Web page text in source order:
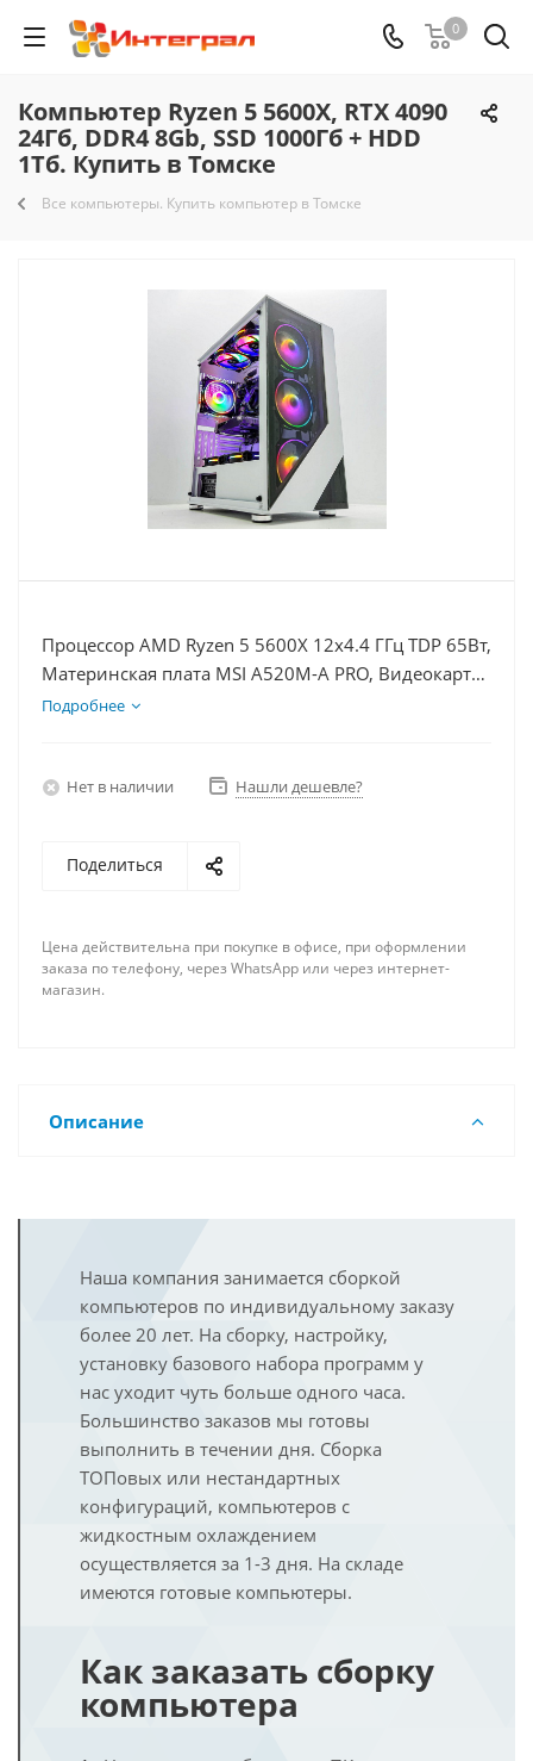
0
Компьютер Ryzen 5 5600X, RTX 4090
24Гб, DDR4 8Gb, SSD 1000Гб + HDD
1Тб. Купить в Томске
Все компьютеры. Купить компьютер в Томске
Процессор AMD Ryzen 5 5600X 12x4.4 ГГц TDP 65Вт,
Материнская плата MSI A520M-A PRO, Видеокарта
RTX 4090 24Гб, Память DDR4 8Gb, Диски SSD
Подробнее
Нет в наличии Нашли дешевле?
Поделиться
Цена действительна при покупке в офисе, при оформлении
заказа по телефону, через WhatsApp или через интернет-
магазин.
Описание
Наша компания занимается сборкой
компьютеров по индивидуальному заказу
более 20 лет. На сборку, настройку,
установку базового набора программ у
нас уходит чуть больше одного часа.
Большинство заказов мы готовы
выполнить в течении дня. Сборка
ТОПовых или нестандартных
конфигураций, компьютеров с
жидкостным охлаждением
осуществляется за 1-3 дня. На складе
имеются готовые компьютеры.
Как заказать сборку
компьютера